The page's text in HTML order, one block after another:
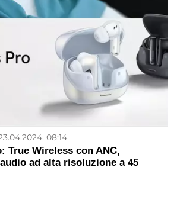
08:14
True Wireless con ANC,
ad alta risoluzione a 45